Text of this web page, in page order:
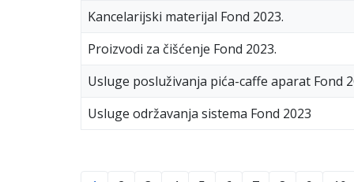
Kancelarijski materijal Fond 2023.
Proizvodi za čišćenje Fond 2023.
Usluge posluživanja pića-caffe aparat Fond
Usluge održavanja sistema Fond 2023